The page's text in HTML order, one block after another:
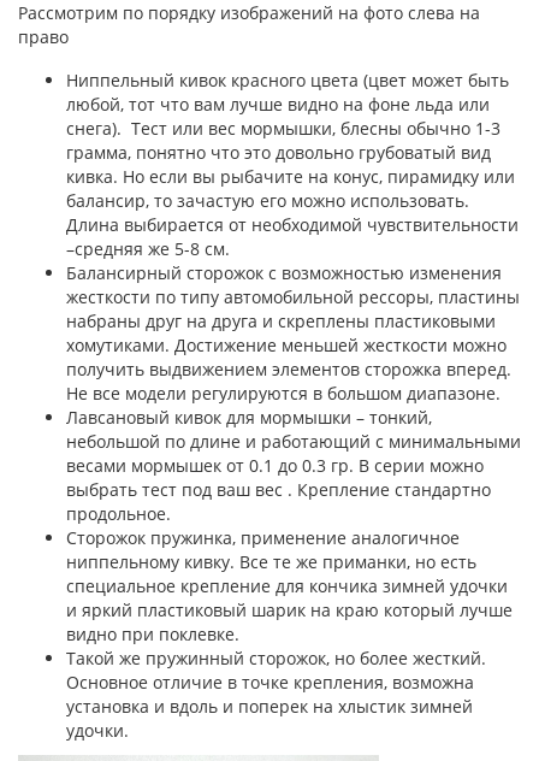
Рассмотрим по порядку изображений на фото слева на
право
Ниппельный кивок красного цвета (цвет может быть
любой, тот что вам лучше видно на фоне льда или
снега). Тест или вес мормышки, блесны обычно 1-3
грамма, понятно что это довольно грубоватый вид
кивка. Но если вы рыбачите на конус, пирамидку или
балансир, то зачастую его можно использовать.
Длина выбирается от необходимой чувствительности
–средняя же 5-8 см.
Балансирный сторожок с возможностью изменения
жесткости по типу автомобильной рессоры, пластины
набраны друг на друга и скреплены пластиковыми
хомутиками. Достижение меньшей жесткости можно
получить выдвижением элементов сторожка вперед.
Не все модели регулируются в большом диапазоне.
Лавсановый кивок для мормышки – тонкий,
небольшой по длине и работающий с минимальными
весами мормышек от 0.1 до 0.3 гр. В серии можно
выбрать тест под ваш вес . Крепление стандартно
продольное.
Сторожок пружинка, применение аналогичное
ниппельному кивку. Все те же приманки, но есть
специальное крепление для кончика зимней удочки
и яркий пластиковый шарик на краю который лучше
видно при поклевке.
Такой же пружинный сторожок, но более жесткий.
Основное отличие в точке крепления, возможна
установка и вдоль и поперек на хлыстик зимней
удочки.